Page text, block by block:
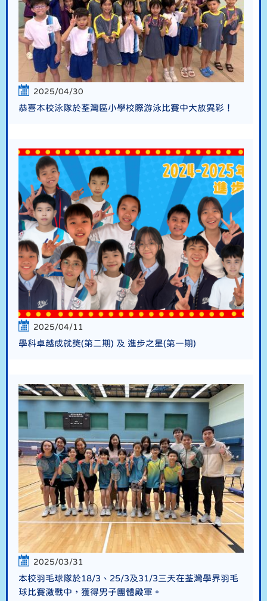
2025/04/30
恭喜本校泳隊於荃灣區小學校際游泳比賽中大放異彩！
2025/04/11
學科卓越成就獎(第二期) 及 進步之星(第一期)
2025/03/31
本校羽毛球隊於18/3、25/3及31/3三天在荃灣學界羽毛
球比賽激戰中，獲得男子團體殿軍。